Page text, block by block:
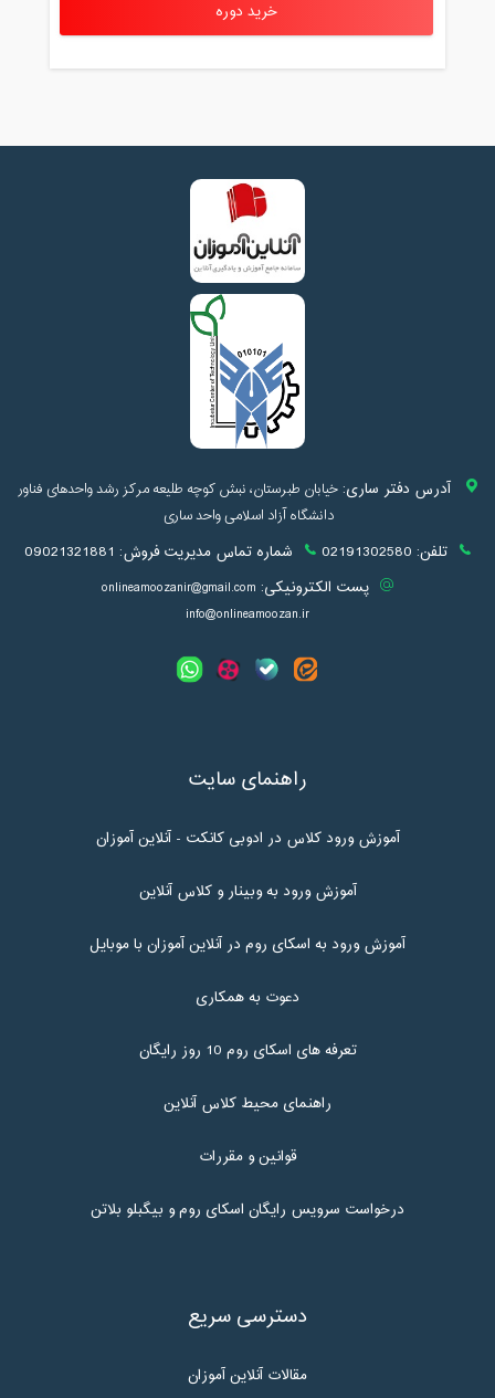
خرید دوره
آدرس دفتر ساری:خیابان طبرستان، نبش کوچه طلیعه مرکز رشد واحدهای فناور
دانشگاه آزاد اسلامی واحد ساری
تلفن: 02191302580 شماره تماس مدیریت فروش: 09021321881
پست الکترونیکی: onlineamoozanir@gmail.com
info@onlineamoozan.ir
راهنمای سایت
آموزش ورود کلاس در ادوبی کانکت - آنلاین آموزان
آموزش ورود به وبینار و کلاس آنلاین
آموزش ورود به اسکای روم در آنلاین آموزان با موبایل
دعوت به همکاری
تعرفه های اسکای روم 10 روز رایگان
راهنمای محیط کلاس آنلاین
قوانین و مقررات
درخواست سرویس رایگان اسکای روم و بیگبلو بلاتن
دسترسی سریع
مقالات آنلاین آموزان